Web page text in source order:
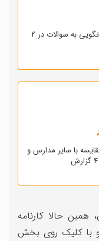
مشاهده عملکرد دانش آموزان و تحلیل پاسخگویی به سوالات در 2
با سایر مدارس و
حالا کارنامه
و با کلیک روی بخش